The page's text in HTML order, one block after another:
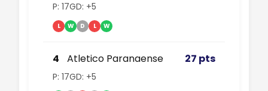
P: 17GD: +5
L W D L W
4 Atletico Paranaense 27 pts
P: 17GD: +5